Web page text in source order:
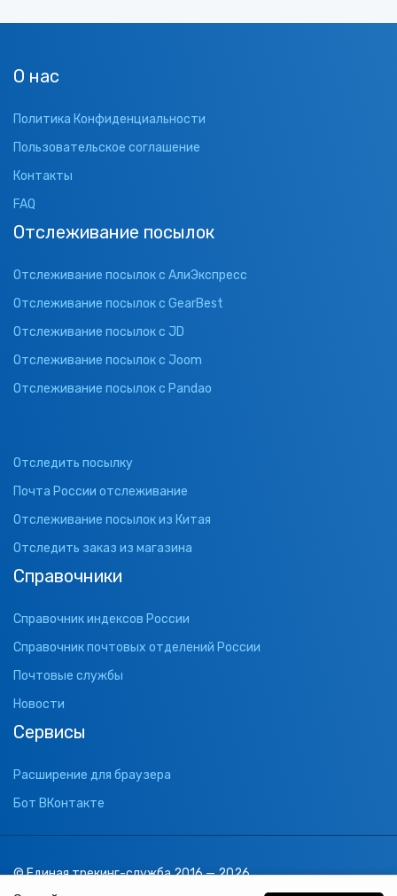
О нас
Политика Конфиденциальности
Пользовательское соглашение
Контакты
FAQ
Отслеживание посылок
Отслеживание посылок с АлиЭкспресс
Отслеживание посылок с GearBest
Отслеживание посылок с JD
Отслеживание посылок с Joom
Отслеживание посылок с Pandao
Отследить посылку
Почта России отслеживание
Отслеживание посылок из Китая
Отследить заказ из магазина
Справочники
Справочник индексов России
Справочник почтовых отделений России
Почтовые службы
Новости
Сервисы
Расширение для браузера
Бот ВКонтакте
© Единая трекинг-служба 2016 — 2026
support@1track.ru